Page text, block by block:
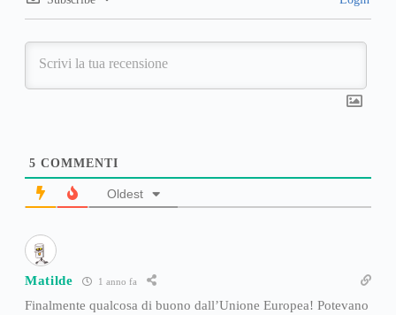
5 COMMENTI
Oldest
Matilde 1 anno fa
Finalmente qualcosa di buono dall’Unione Europea! Potevano